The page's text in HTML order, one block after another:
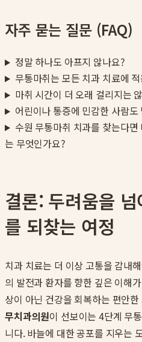
자주 묻는 질문 (FAQ)
정말 하나도 아프지 않나요?
무통마취는 모든 치과 치료에
마취 시간이 더 오래 걸리지는
어린이나 통증에 민감한 사람도
수원 무통마취 치과를 찾는다
는 무엇인가요?
결론: 두려움을
를 되찾는 여정
치과 치료는 더 이상 고통을 감내
의 발전과 환자를 향한 깊은 이해
상이 아닌 건강을 회복하는 편안
무치과의원이 선보이는 4단계 무
니다. 바늘에 대한 공포를 지우는